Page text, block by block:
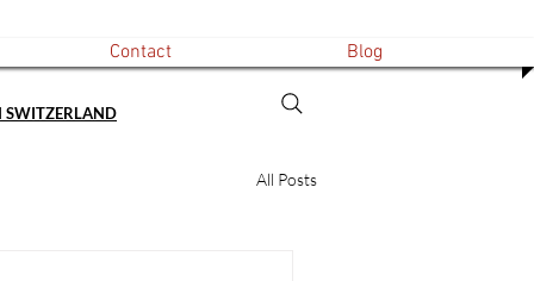
Contact Blog
SWITZERLAND
All Posts